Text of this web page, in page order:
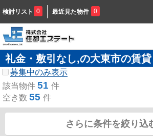
検討リスト 0 最近見た物件 0
礼金・敷引なし,の大東市の賃
募集中のみ表示
該当物件 51 件
空き数 55 件
さらに条件を絞り込